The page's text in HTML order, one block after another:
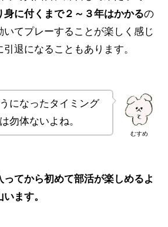
身に付くまで２～３年はかかるの
いてプレーすることが楽しく感じ
退になることもあります。
むすめ
になったタイミング
勿体ないよね。
てから初めて部活が楽しめるよ
ます。